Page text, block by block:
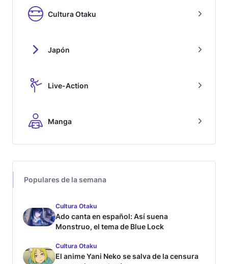
Cultura Otaku
Japón
Live-Action
Manga
Populares de la semana
Cultura Otaku
Ado canta en español: Así suena
Monstruo, el tema de Blue Lock
Cultura Otaku
El anime Yani Neko se salva de la censura